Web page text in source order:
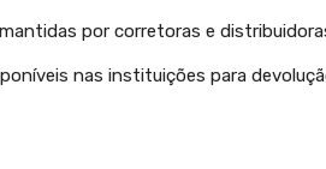
por corretoras e
nas instituições para